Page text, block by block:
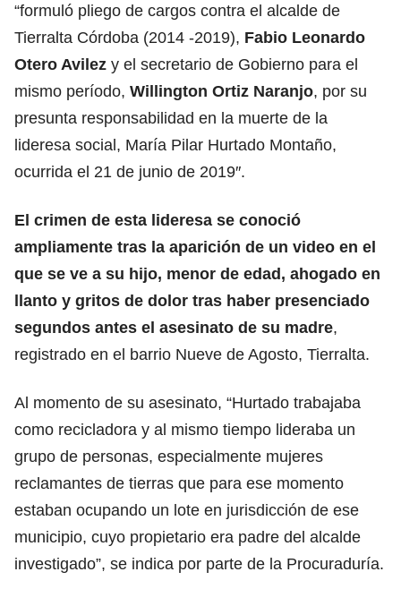
“formuló pliego de cargos contra el alcalde de
Tierralta Córdoba (2014 -2019), Fabio Leonardo
Otero Avilez y el secretario de Gobierno para el
mismo período, Willington Ortiz Naranjo, por su
presunta responsabilidad en la muerte de la
lideresa social, María Pilar Hurtado Montaño,
ocurrida el 21 de junio de 2019″.
El crimen de esta lideresa se conoció
ampliamente tras la aparición de un video en el
que se ve a su hijo, menor de edad, ahogado en
llanto y gritos de dolor tras haber presenciado
segundos antes el asesinato de su madre,
registrado en el barrio Nueve de Agosto, Tierralta.
Al momento de su asesinato, “Hurtado trabajaba
como recicladora y al mismo tiempo lideraba un
grupo de personas, especialmente mujeres
reclamantes de tierras que para ese momento
estaban ocupando un lote en jurisdicción de ese
municipio, cuyo propietario era padre del alcalde
investigado”, se indica por parte de la Procuraduría.